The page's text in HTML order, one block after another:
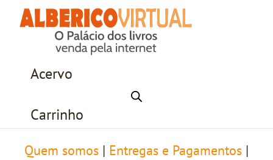
Acervo
Carrinho
Quem somos Entregas e Pagamentos